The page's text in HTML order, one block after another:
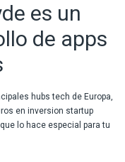
es un
de apps
hubs tech de Europa,
en inversion startup
lo hace especial para tu